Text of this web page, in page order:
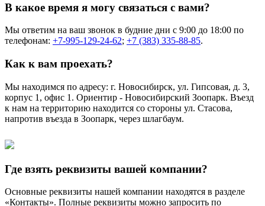
В какое время я могу связаться с вами?
Мы ответим на ваш звонок в будние дни с 9:00 до 18:00 по
телефонам: +7-995-129-24-62; +7 (383) 335-88-85.
Как к вам проехать?
Мы находимся по адресу: г. Новосибирск, ул. Гипсовая, д. 3,
корпус 1, офис 1. Ориентир - Новосибирский Зоопарк. Въезд
к нам на территорию находится со стороны ул. Стасова,
напротив въезда в Зоопарк, через шлагбаум.
Где взять реквизиты вашей компании?
Основные реквизиты нашей компании находятся в разделе
«Контакты». Полные реквизиты можно запросить по